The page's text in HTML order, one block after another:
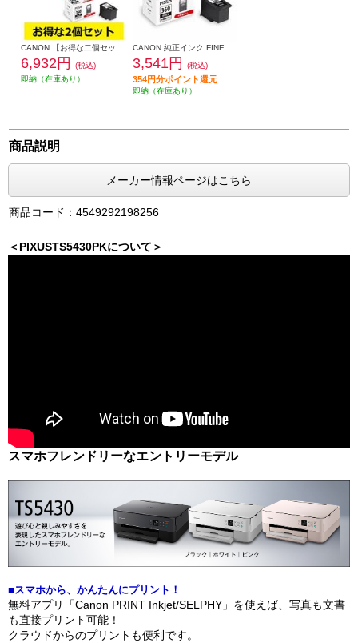
6,932円
(税込)
即納（在庫あり）
3,541円 (税込)
354円分ポイント還元
即納（在庫あり）
商品説明
メーカー情報ページはこちら
商品コード：4549292198256
＜PIXUSTS5430PKについて＞
スマホフレンドリーなエントリーモデル
■スマホから、かんたんにプリント！
無料アプリ「Canon PRINT Inkjet/SELPHY」を使えば、写真も文書
も直接プリント可能！
クラウドからのプリントも便利です。